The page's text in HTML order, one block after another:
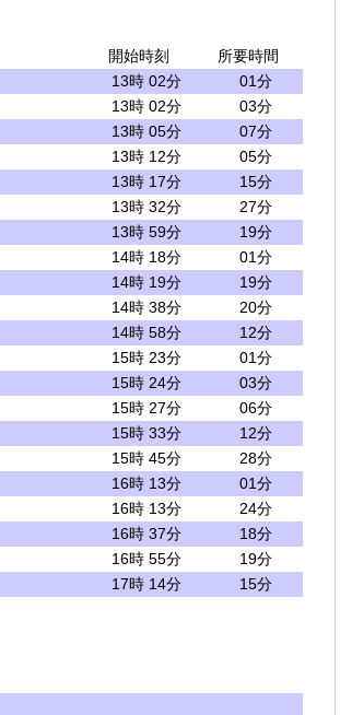
開始時刻
所要時間
13時 02分
01分
13時 02分
03分
13時 05分
07分
13時 12分
05分
13時 17分
15分
13時 32分
27分
13時 59分
19分
14時 18分
01分
14時 19分
19分
14時 38分
20分
14時 58分
12分
15時 23分
01分
15時 24分
03分
15時 27分
06分
15時 33分
12分
15時 45分
28分
16時 13分
01分
16時 13分
24分
16時 37分
18分
16時 55分
19分
17時 14分 15分